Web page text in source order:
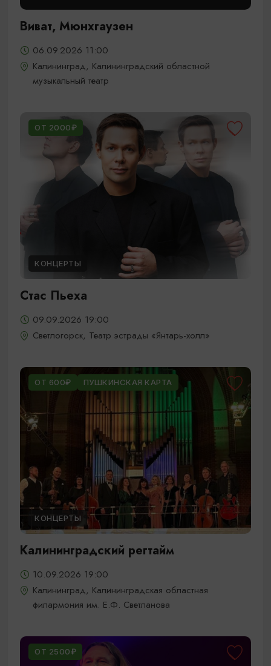
Виват, Мюнхгаузен
06.09.2026 11:00
Калининград, Калининградский областной
музыкальный театр
ОТ 2000₽
КОНЦЕРТЫ
Стас Пьеха
09.09.2026 19:00
Светлогорск, Театр эстрады «Янтарь-холл»
ОТ 600₽ ПУШКИНСКАЯ КАРТА
КОНЦЕРТЫ
Калининградский регтайм
10.09.2026 19:00
Калининград, Калининградская областная
филармония им. Е.Ф. Светланова
ОТ 2500₽